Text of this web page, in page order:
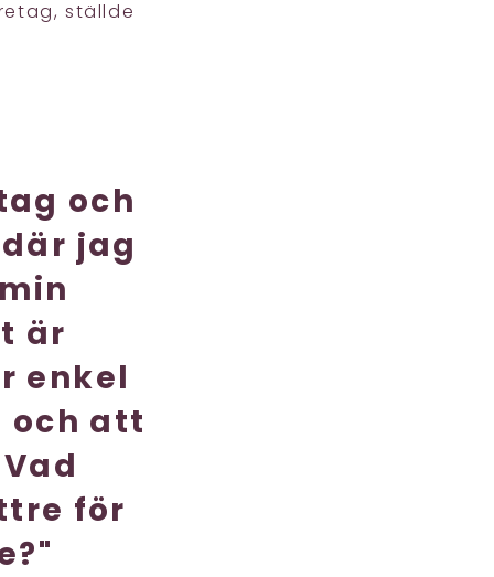
ställde
och
jag
är
enkel
och att
för